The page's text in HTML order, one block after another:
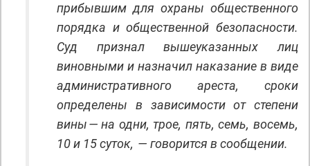
прибывшим для охраны общественного
порядка и общественной безопасности.
Суд признал вышеуказанных лиц
виновными и назначил наказание в виде
административного ареста, сроки
определены в зависимости от степени
вины — на одни, трое, пять, семь, восемь,
10 и 15 суток, — говорится в сообщении.